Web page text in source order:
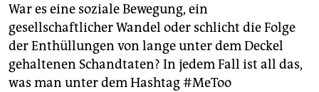
unterstützen
abo
genossenschaft
War es eine soziale Bewegung, ein
gesellschaftlicher Wandel oder schlicht die Folge
der Enthüllungen von lange unter dem Deckel
gehaltenen Schandtaten? In jedem Fall ist all das,
was man unter dem Hashtag #MeToo